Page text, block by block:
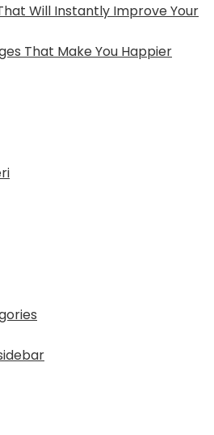
Will Instantly Improve Your
That Make You Happier